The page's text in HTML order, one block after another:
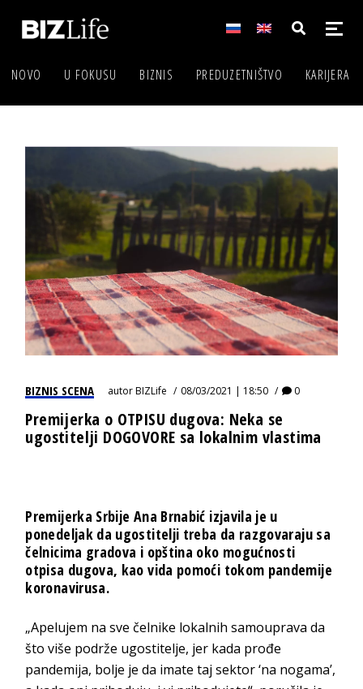
NOVO U FOKUSU BIZNIS PREDUZETNIŠTVO KARIJERA
BIZNIS SCENA autorBIZLife 08/03/2021 | 18:50 0
Premijerka o OTPISU dugova: Neka se
ugostitelji DOGOVORE sa lokalnim vlastima
Premijerka Srbije Ana Brnabić izjavila je u
ponedeljak da ugostitelji treba da razgovaraju sa
čelnicima gradova i opština oko mogućnosti
otpisa dugova, kao vida pomoći tokom pandemije
koronavirusa.
„Apelujem na sve čelnike lokalnih samouprava da
što više podrže ugostitelje, jer kada prođe
pandemija, bolje je da imate taj sektor ‘na nogama’,